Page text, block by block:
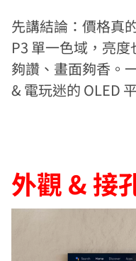
先講結論：價格真
P3 單一色域，亮
夠讚、畫面夠香。
& 電玩迷的 OLED
外觀 & 接